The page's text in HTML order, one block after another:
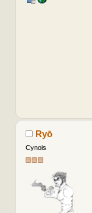
Ryō
Cynois